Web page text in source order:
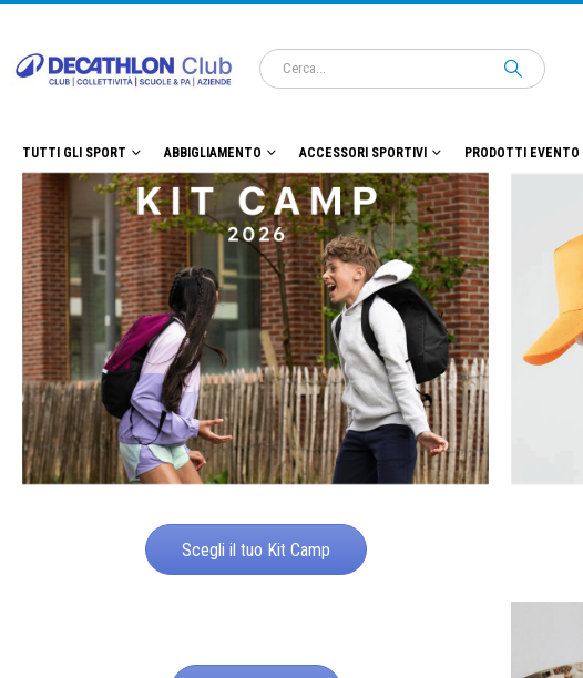
TUTTI GLI SPORT ABBIGLIAMENTO ACCESSORI SPORTIVI PRODOTTI EVENTO
Scegli il tuo Kit Camp